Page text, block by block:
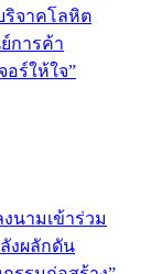
ริจาคโลหิต
การค้า
อร์ให้ใจ”
นามเข้าร่วม
งผลักดัน